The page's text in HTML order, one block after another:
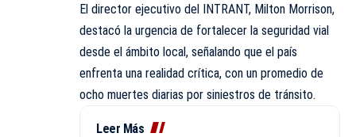
El director ejecutivo del INTRANT, Milton Morrison,
destacó la urgencia de fortalecer la seguridad vial
desde el ámbito local, señalando que el país
enfrenta una realidad crítica, con un promedio de
ocho muertes diarias por siniestros de tránsito.
Leer Más